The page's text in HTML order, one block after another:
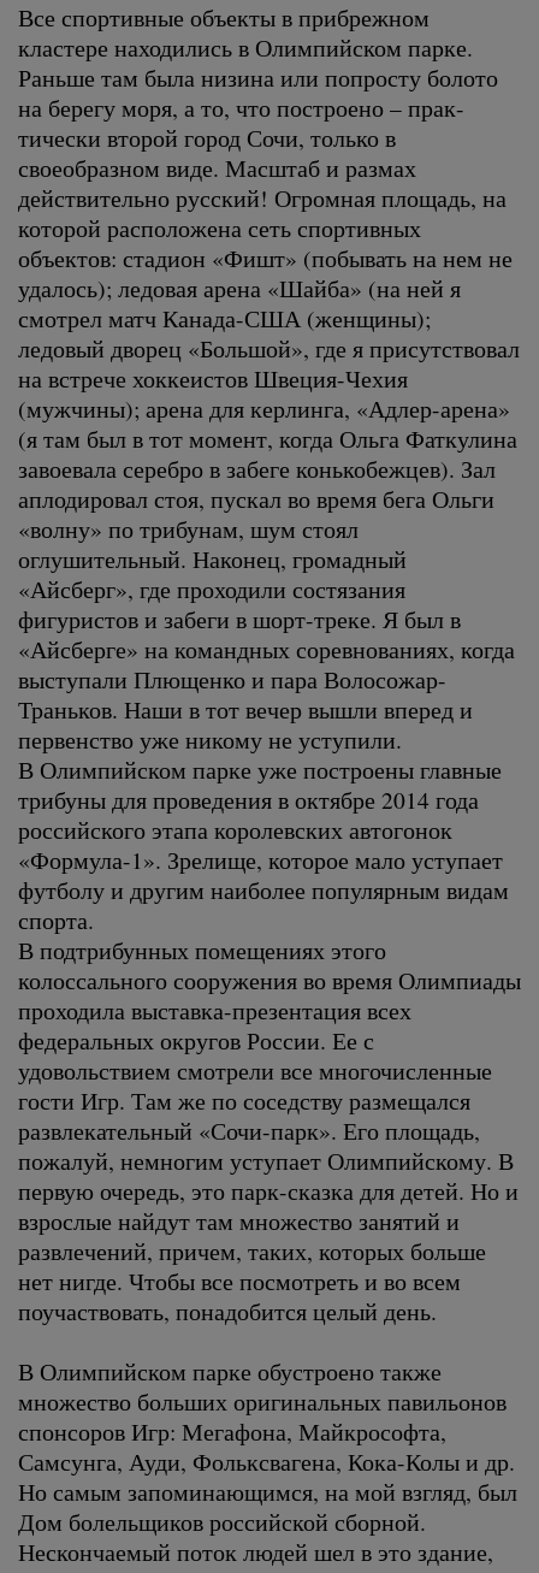
Все спортивные объекты в прибрежном
кластере находились в Олимпийском парке.
Раньше там была низина или попросту болото
на берегу моря, а то, что построено – прак-
тически второй город Сочи, только в
своеобразном виде. Масштаб и размах
действительно русский! Огромная площадь, на
которой расположена сеть спортивных
объектов: стадион «Фишт» (побывать на нем не
удалось); ледовая арена «Шайба» (на ней я
смотрел матч Канада-США (женщины);
ледовый дворец «Большой», где я присутствовал
на встрече хоккеистов Швеция-Чехия
(мужчины); арена для керлинга, «Адлер-арена»
(я там был в тот момент, когда Ольга Фаткулина
завоевала серебро в забеге конькобежцев). Зал
аплодировал стоя, пускал во время бега Ольги
«волну» по трибунам, шум стоял
оглушительный. Наконец, громадный
«Айсберг», где проходили состязания
фигуристов и забеги в шорт-треке. Я был в
«Айсберге» на командных соревнованиях, когда
выступали Плющенко и пара Волосожар-
Траньков. Наши в тот вечер вышли вперед и
первенство уже никому не уступили.
В Олимпийском парке уже построены главные
трибуны для проведения в октябре 2014 года
российского этапа королевских автогонок
«Формула-1». Зрелище, которое мало уступает
футболу и другим наиболее популярным видам
спорта.
В подтрибунных помещениях этого
колоссального сооружения во время Олимпиады
проходила выставка-презентация всех
федеральных округов России. Ее с
удовольствием смотрели все многочисленные
гости Игр. Там же по соседству размещался
развлекательный «Сочи-парк». Его площадь,
пожалуй, немногим уступает Олимпийскому. В
первую очередь, это парк-сказка для детей. Но и
взрослые найдут там множество занятий и
развлечений, причем, таких, которых больше
нет нигде. Чтобы все посмотреть и во всем
поучаствовать, понадобится целый день.
В Олимпийском парке обустроено также
множество больших оригинальных павильонов
спонсоров Игр: Мегафона, Майкрософта,
Самсунга, Ауди, Фольксвагена, Кока-Колы и др.
Но самым запоминающимся, на мой взгляд, был
Дом болельщиков российской сборной.
Нескончаемый поток людей шел в это здание,